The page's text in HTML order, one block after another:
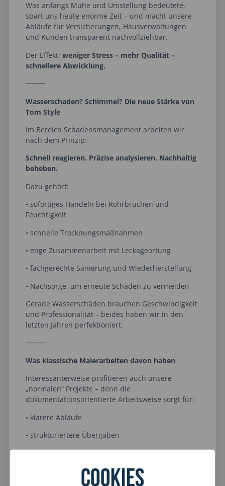
Was anfangs Mühe und Umstellung bedeutete,
spart uns heute enorme Zeit – und macht unsere
Abläufe für Versicherungen, Hausverwaltungen
und Kunden transparent nachvollziehbar.
Der Effekt: weniger Stress – mehr Qualität –
schnellere Abwicklung.
⸻
Wasserschaden? Schimmel? Die neue Stärke von
Tom Style
Im Bereich Schadensmanagement arbeiten wir
nach dem Prinzip:
Schnell reagieren. Präzise analysieren. Nachhaltig
beheben.
Dazu gehört:
• sofortiges Handeln bei Rohrbrüchen und
Feuchtigkeit
• schnelle Trocknungsmaßnahmen
• enge Zusammenarbeit mit Leckageortung
• fachgerechte Sanierung und Wiederherstellung
• Nachsorge, um erneute Schäden zu vermeiden
Gerade Wasserschäden brauchen Geschwindigkeit
und Professionalität – beides haben wir in den
letzten Jahren perfektioniert.
⸻
Was klassische Malerarbeiten davon haben
Interessanterweise profitieren auch unsere
„normalen“ Projekte – denn die
dokumentationsorientierte Arbeitsweise sorgt für:
• klarere Abläufe
• strukturiertere Übergaben
• weniger Fehlkommunikation
• mehr Transparenz für Kunden
Cookies